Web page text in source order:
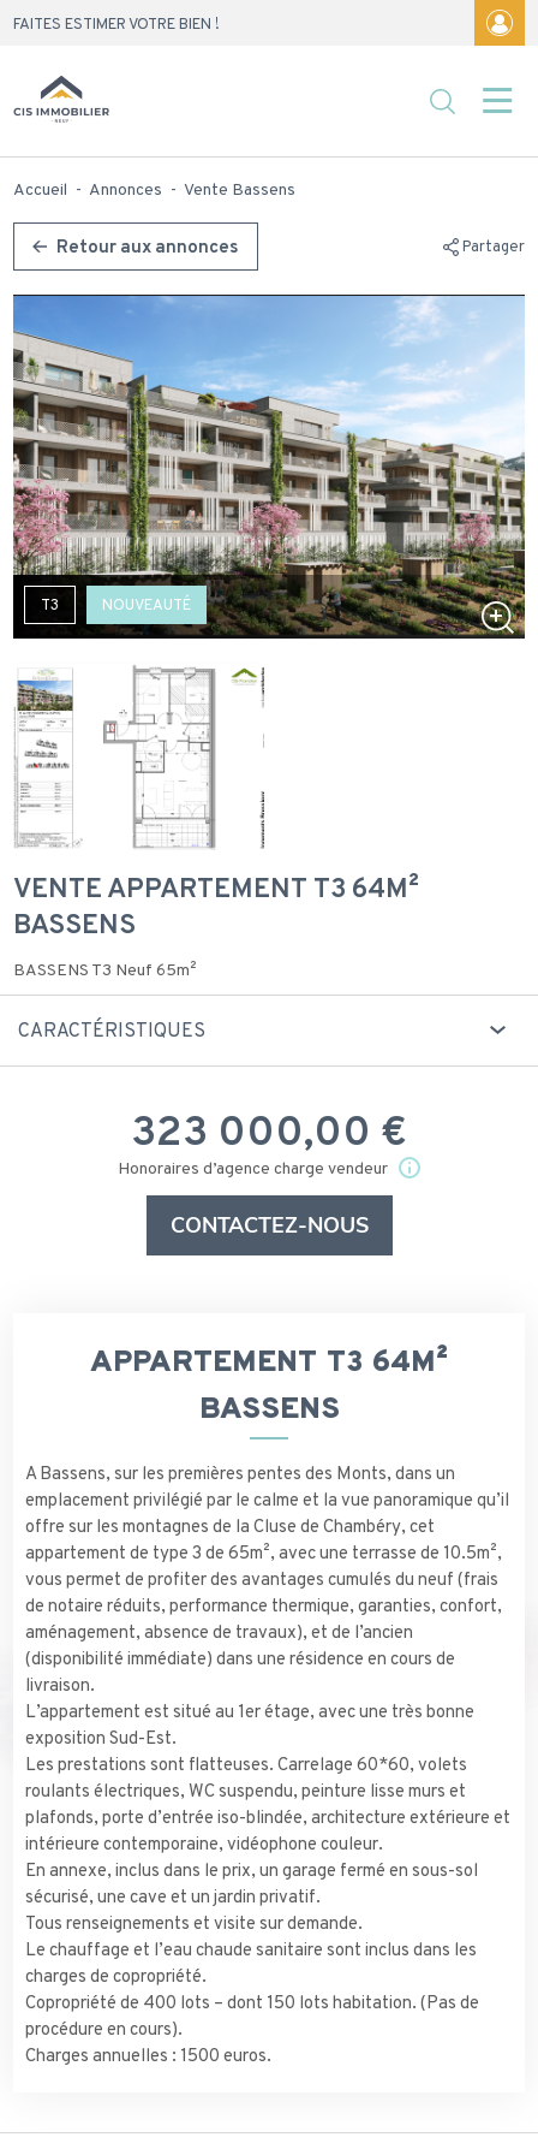
toFAITES ESTIMER VOTRE BIEN !
Accueil - Annonces - Vente Bassens
Retour aux annonces Partager
T3 NOUVEAUTÉ
VENTE APPARTEMENT T3 64M²
BASSENS
BASSENS T3 Neuf 65m²
CARACTÉRISTIQUES
323 000,00 €
Honoraires d’agence charge vendeur
CONTACTEZ-NOUS
APPARTEMENT T3 64M²
BASSENS
A Bassens, sur les premières pentes des Monts, dans un
emplacement privilégié par le calme et la vue panoramique qu’il
offre sur les montagnes de la Cluse de Chambéry, cet
appartement de type 3 de 65m², avec une terrasse de 10.5m²,
vous permet de profiter des avantages cumulés du neuf (frais
de notaire réduits, performance thermique, garanties, confort,
aménagement, absence de travaux), et de l’ancien
(disponibilité immédiate) dans une résidence en cours de
livraison.
L’appartement est situé au 1er étage, avec une très bonne
exposition Sud-Est.
Les prestations sont flatteuses. Carrelage 60*60, volets
roulants électriques, WC suspendu, peinture lisse murs et
plafonds, porte d’entrée iso-blindée, architecture extérieure et
intérieure contemporaine, vidéophone couleur.
En annexe, inclus dans le prix, un garage fermé en sous-sol
sécurisé, une cave et un jardin privatif.
Tous renseignements et visite sur demande.
Le chauffage et l’eau chaude sanitaire sont inclus dans les
charges de copropriété.
Copropriété de 400 lots – dont 150 lots habitation. (Pas de
procédure en cours).
Charges annuelles : 1500 euros.